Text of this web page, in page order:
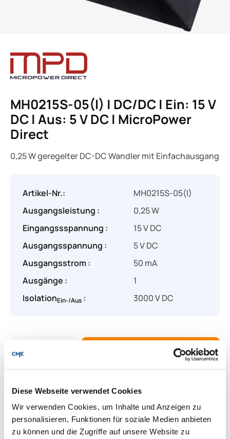
Diese Webseite verwendet Cookies
Wir verwenden Cookies, um Inhalte und Anzeigen zu
personalisieren, Funktionen für soziale Medien anbieten
zu können und die Zugriffe auf unsere Website zu
MH0215S-05(I) | DC/DC | Ein: 15 V
DC | Aus: 5 V DC | MicroPower
Direct
0,25 W geregelter DC-DC Wandler mit Einfachausgang
Lieferung & Rücksendungen
Artikel-Nr.:
MH0215S-05(I)
Ausgangsleistung :
0,25 W
Eingangssspannung :
15 V DC
Ausgangsspannung :
5 V DC
Ausgangsstrom :
50 mA
Ausgänge :
1
IsolationEin-/Aus : 3000 V DC
Produkt Anzahl: Gib den gewünschten
Angebot anfragen